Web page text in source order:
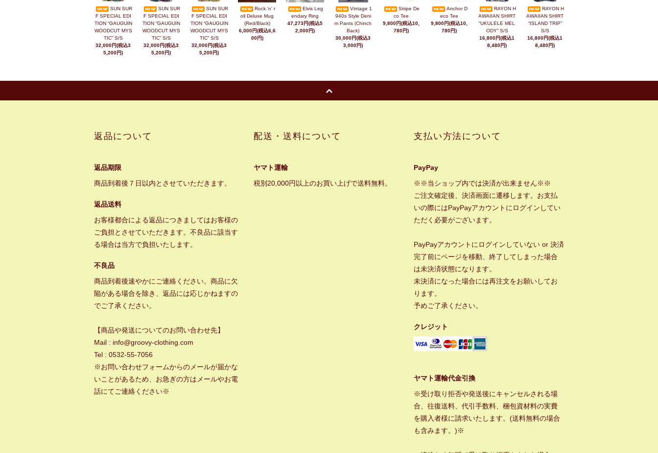
SUN SUR
F SPECIAL EDI
TION “GAUGUIN
WOODCUT MYS
TIC” S/S
32,000円(税込3
5,200円)
SUN SUR
F SPECIAL EDI
TION “GAUGUIN
WOODCUT MYS
TIC” S/S
32,000円(税込3
5,200円)
SUN SUR
F SPECIAL EDI
TION “GAUGUIN
WOODCUT MYS
TIC” S/S
32,000円(税込3
5,200円)
Rock 'n' r
oll Deluxe Mug
(Red/Black)
6,000円(税込6,6
00円)
Elvis Leg
endary Ring
47,273円(税込5
2,000円)
Vintage 1
940s Style Deni
m Pants (Chinch
Back)
30,000円(税込3
3,000円)
Stripe De
co Tee
9,800円(税込10,
780円)
Anchor D
eco Tee
9,800円(税込10,
780円)
RAYON H
AWAIIAN SHIRT
“UKULELE MEL
ODY” S/S
16,800円(税込1
8,480円)
RAYON H
AWAIIAN SHIRT
“ISLAND TRIP”
S/S
16,800円(税込1
8,480円)
返品について
返品期限
商品到着後７日以内とさせていただきます。
返品送料
お客様都合による返品につきましてはお客様の
ご負担とさせていただきます。不良品に該当す
る場合は当方で負担いたします。
不良品
商品到着後速やかにご連絡ください。商品に欠
陥がある場合を除き、返品には応じかねますの
でご了承ください。
【商品や発送についてのお問い合わせ先】
Mail : info@groovy-clothing.com
Tel : 0532-55-7056
※お問い合わせフォームからのメールが届かな
いことがあるため、お急ぎの方はメールやお電
話にてご連絡ください※
配送・送料について
ヤマト運輸
税別20,000円以上のお買い上げで送料無料。
支払い方法について
PayPay
※※当ショップ内では決済が出来ません※※
ご注文確定後、決済画面に遷移します。お支払
いの際にはPayPayアカウントにログインしてい
ただく必要がございます。
PayPayアカウントにログインしていない or 決済
完了前にページを移動、終了してしまった場合
は未決済状態になります。
未決済になった場合には再注文をお願いしてお
ります。
予めご了承ください。
クレジット
ヤマト運輸代金引換
※受け取り拒否や発送後にキャンセルされる場
合、往復送料、代引手数料、梱包資材料の実費
を購入者様に請求いたします。(送料無料の場合
も含みます。)※